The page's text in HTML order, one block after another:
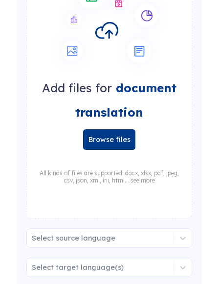
Add files for document
translation
Browse files
All kinds of files are supported: docx, xlsx, pdf, jpeg,
csv, json, xml, ini, html... see more
Select source language
Select target language(s)